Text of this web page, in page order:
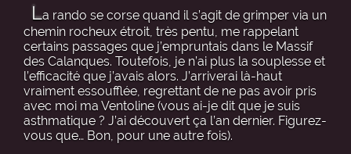
La rando se corse quand il s’agit de grimper via un
chemin rocheux étroit, très pentu, me rappelant
certains passages que j’empruntais dans le Massif
des Calanques. Toutefois, je n’ai plus la souplesse et
l’efficacité que j’avais alors. J’arriverai là-haut
vraiment essoufflée, regrettant de ne pas avoir pris
avec moi ma Ventoline (vous ai-je dit que je suis
asthmatique ? J’ai découvert ça l’an dernier. Figurez-
vous que… Bon, pour une autre fois).